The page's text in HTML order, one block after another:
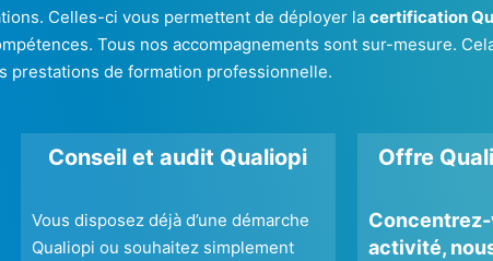
Celles-ci vous permettent de déployer la certification
Tous nos accompagnements sont sur-mesure.
prestations de formation professionnelle.
Conseil et audit Qualiopi
Vous disposez déjà d’une démarche
Qualiopi ou souhaitez simplement
Offre
activité,